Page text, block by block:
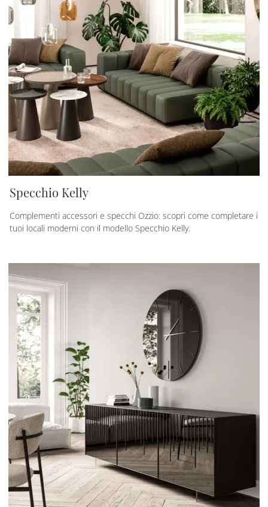
Specchio Kelly
Complementi accessori e specchi Ozzio: scopri come completare i
tuoi locali moderni con il modello Specchio Kelly.